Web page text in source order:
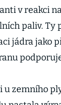
v reakci
paliv. Ty
jádra jako
u zemního